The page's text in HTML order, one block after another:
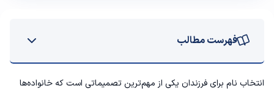
فهرست مطالب
اسم پسرانه ترکی
انتخاب نام برای فرزندان یکی از مهم‌ترین تصمیماتی است که خانواده‌ها